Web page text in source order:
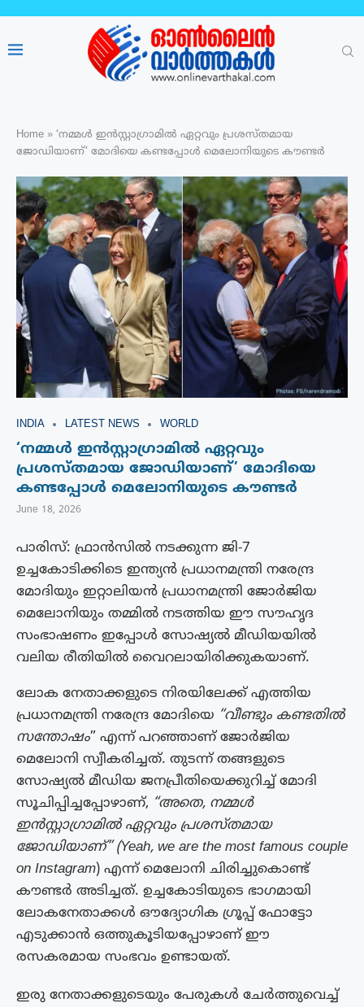
Home » ‘നമ്മൾ ഇൻസ്റ്റാഗ്രാമിൽ ഏറ്റവും പ്രശസ്‌തമായ
ജോഡിയാണ്’ മോദിയെ കണ്ടപ്പോൾ മെലോനിയുടെ കൗണ്ടർ
INDIA LATEST NEWS WORLD
‘നമ്മൾ ഇൻസ്റ്റാഗ്രാമിൽ ഏറ്റവും
പ്രശസ്‌തമായ ജോഡിയാണ്’ മോദിയെ
കണ്ടപ്പോൾ മെലോനിയുടെ കൗണ്ടർ
June 18, 2026
പാരിസ്: ഫ്രാൻസിൽ നടക്കുന്ന ജി-7
ഉച്ചകോടിക്കിടെ ഇന്ത്യൻ പ്രധാനമന്ത്രി നരേന്ദ്ര
മോദിയും ഇറ്റാലിയൻ പ്രധാനമന്ത്രി ജോർജിയ
മെലോനിയും തമ്മിൽ നടത്തിയ ഈ സൗഹൃദ
സംഭാഷണം ഇപ്പോൾ സോഷ്യൽ മീഡിയയിൽ
വലിയ രീതിയിൽ വൈറലായിരിക്കുകയാണ്.
ലോക നേതാക്കളുടെ നിരയിലേക്ക് എത്തിയ
പ്രധാനമന്ത്രി നരേന്ദ്ര മോദിയെ “വീണ്ടും കണ്ടതിൽ
സന്തോഷം” എന്ന് പറഞ്ഞാണ് ജോർജിയ
മെലോനി സ്വീകരിച്ചത്. തുടന്ന് തങ്ങളുടെ
സോഷ്യൽ മീഡിയ ജനപ്രീതിയെക്കുറിച്ച് മോദി
സൂചിപ്പിച്ചപ്പോഴാണ്, “അതെ, നമ്മൾ
ഇൻസ്റ്റാഗ്രാമിൽ ഏറ്റവും പ്രശസ്തമായ
ജോഡിയാണ്” (Yeah, we are the most famous couple
on Instagram) എന്ന് മെലോനി ചിരിച്ചുകൊണ്ട്
കൗണ്ടർ അടിച്ചത്. ഉച്ചകോടിയുടെ ഭാഗമായി
ലോകനേതാക്കൾ ഔദ്യോഗിക ഗ്രൂപ്പ് ഫോട്ടോ
എടുക്കാൻ ഒത്തുകൂടിയപ്പോഴാണ് ഈ
രസകരമായ സംഭവം ഉണ്ടായത്.
ഇരു നേതാക്കളുടെയും പേരുകൾ ചേർത്തുവെച്ച്